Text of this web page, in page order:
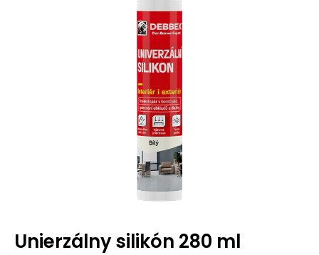
Unierzálny silikón 280 ml